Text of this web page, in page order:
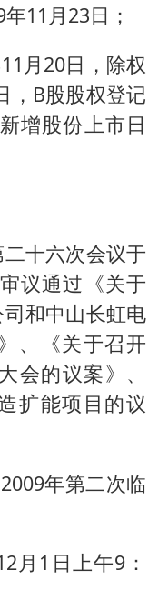
11月23日；
月20日，除权
，B股股权登记
增股份上市日
十六次会议于
议通过《关于
和中山长虹电
、《关于召开
会的议案》、
扩能项目的议
年第二次临
月1日上午9：